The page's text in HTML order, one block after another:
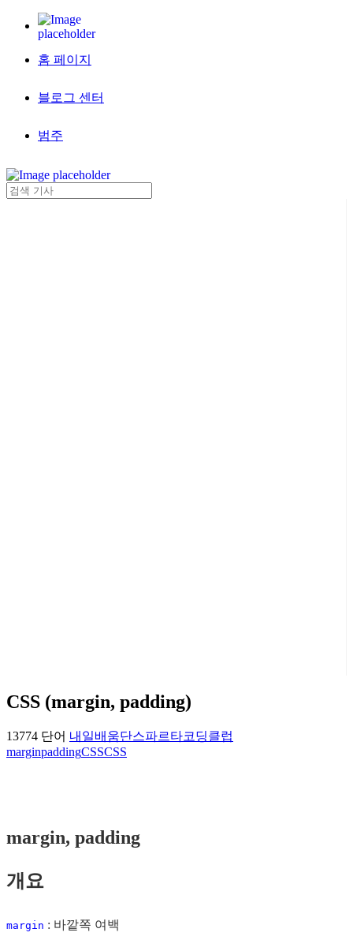
홈 페이지
블로그 센터
범주
CSS (margin, padding)
13774 단어 내일배움단스파르타코딩클럽
marginpaddingCSSCSS
margin, padding
개요
margin : 바깥쪽 여백